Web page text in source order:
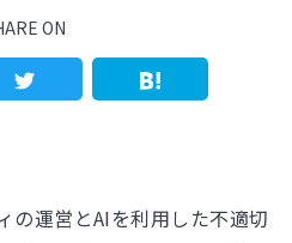
ON
の運営とAIを利用した不適切